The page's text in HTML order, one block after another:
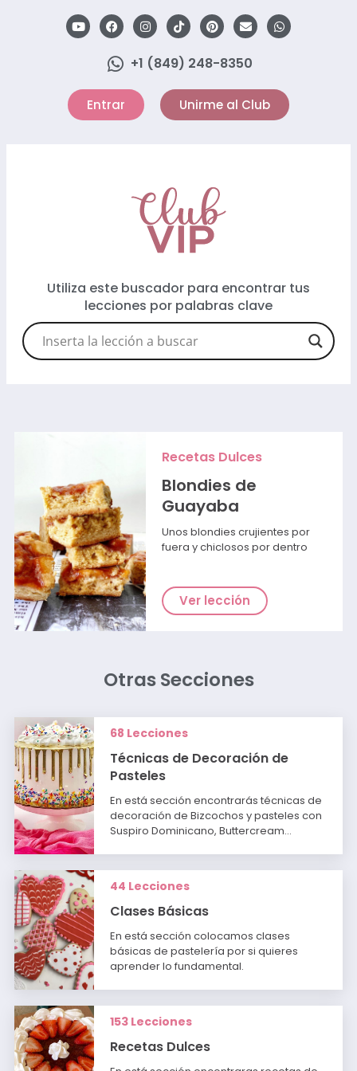
+1 (849) 248-8350
Entrar Unirme al Club
Utiliza este buscador para encontrar tus
lecciones por palabras clave
Recetas Dulces
Blondies de
Guayaba
Unos blondies crujientes por
fuera y chiclosos por dentro
Ver lección
Otras Secciones
68 Lecciones
Técnicas de Decoración de
Pasteles
En está sección encontrarás técnicas de
decoración de Bizcochos y pasteles con
Suspiro Dominicano, Buttercream…
44 Lecciones
Clases Básicas
En está sección colocamos clases
básicas de pastelería por si quieres
aprender lo fundamental.
153 Lecciones
Recetas Dulces